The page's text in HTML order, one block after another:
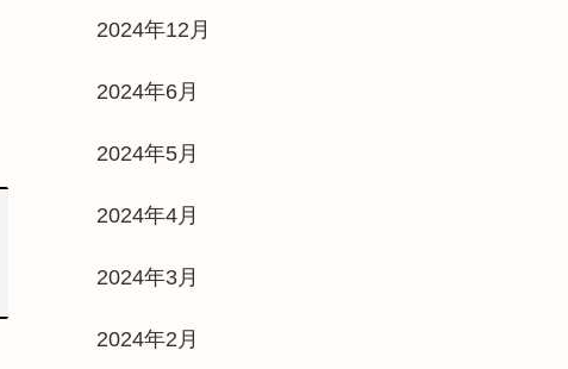
2024年12月
2024年6月
2024年5月
2024年4月
2024年3月
2024年2月